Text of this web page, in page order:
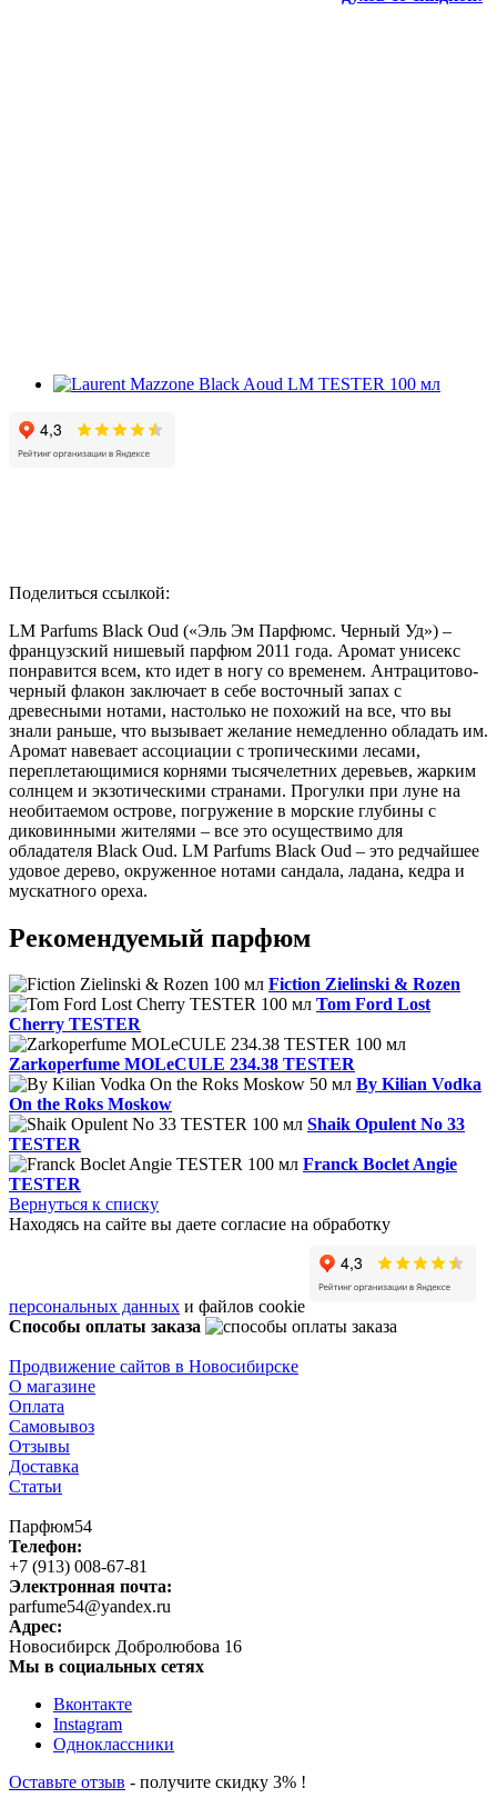
Поделиться ссылкой:
LM Parfums Black Oud («Эль Эм Парфюмс. Черный Уд») –
французский нишевый парфюм 2011 года. Аромат унисекс
понравится всем, кто идет в ногу со временем. Антрацитово-
черный флакон заключает в себе восточный запах с
древесными нотами, настолько не похожий на все, что вы
знали раньше, что вызывает желание немедленно обладать им.
Аромат навевает ассоциации с тропическими лесами,
переплетающимися корнями тысячелетних деревьев, жарким
солнцем и экзотическими странами. Прогулки при луне на
необитаемом острове, погружение в морские глубины с
диковинными жителями – все это осуществимо для
обладателя Black Oud. LM Parfums Black Oud – это редчайшее
удовое дерево, окруженное нотами сандала, ладана, кедра и
мускатного ореха.
Рекомендуемый парфюм
Fiction Zielinski & Rozen
Tom Ford Lost
Cherry TESTER
Zarkoperfume MOLeCULE 234.38 TESTER
By Kilian Vodka
On the Roks Moskow
Shaik Opulent No 33
TESTER
Franck Boclet Angie
TESTER
Вернуться к списку
Находясь на сайте вы даете согласие на обработку
персональных данных и файлов cookie
Способы оплаты заказа
Продвижение сайтов в Новосибирске
О магазине
Оплата
Самовывоз
Отзывы
Доставка
Статьи
Парфюм54
Телефон:
+7 (913) 008-67-81
Электронная почта:
parfume54@yandex.ru
Адрес:
Новосибирск Добролюбова 16
Мы в социальных сетях
Вконтакте
Instagram
Одноклассники
Оставьте отзыв - получите скидку 3% !